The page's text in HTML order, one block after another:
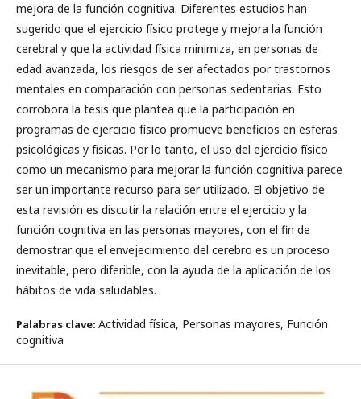
mejora de la función cognitiva. Diferentes estudios han
sugerido que el ejercicio físico protege y mejora la función
cerebral y que la actividad física minimiza, en personas de
edad avanzada, los riesgos de ser afectados por trastornos
mentales en comparación con personas sedentarias. Esto
corrobora la tesis que plantea que la participación en
programas de ejercicio físico promueve beneficios en esferas
psicológicas y físicas. Por lo tanto, el uso del ejercicio físico
como un mecanismo para mejorar la función cognitiva parece
ser un importante recurso para ser utilizado. El objetivo de
esta revisión es discutir la relación entre el ejercicio y la
función cognitiva en las personas mayores, con el fin de
demostrar que el envejecimiento del cerebro es un proceso
inevitable, pero diferible, con la ayuda de la aplicación de los
hábitos de vida saludables.
Palabras clave: Actividad física, Personas mayores, Función
cognitiva